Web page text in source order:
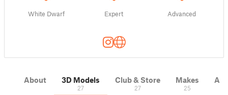
White Dwarf Expert Advanced
About 3D Models
27
Club & Store
27
Makes
25